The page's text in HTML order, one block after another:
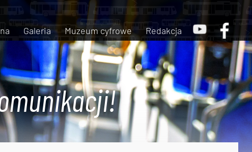
Galeria Muzeum cyfrowe Redakcja